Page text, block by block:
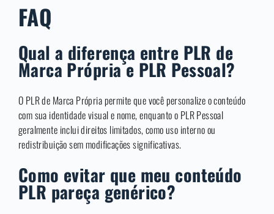
FAQ
Qual a diferença entre PLR de
Marca Própria e PLR Pessoal?
O PLR de Marca Própria permite que você personalize o conteúdo
com sua identidade visual e nome, enquanto o PLR Pessoal
geralmente inclui direitos limitados, como uso interno ou
redistribuição sem modificações significativas.
Como evitar que meu conteúdo
PLR pareça genérico?